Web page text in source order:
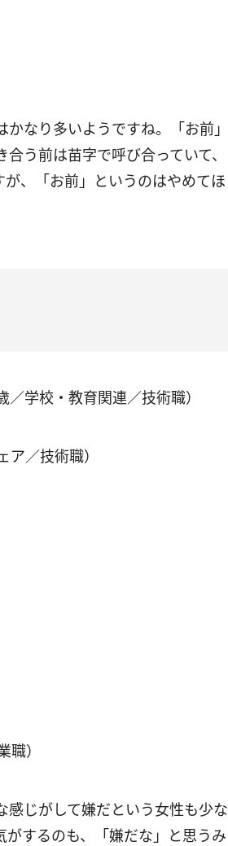
なり多いようですね。「お前」
う前は苗字で呼び合っていて、
、「お前」というのはやめてほ
学校・教育関連／技術職）
／技術職）
）
感じがして嫌だという女性も少な
するのも、「嫌だな」と思うみ